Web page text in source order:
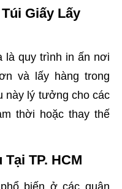
Giấy Lấy
là quy trình in ấn nơi
và lấy hàng trong
này lý tưởng cho các
thời hoặc thay thế
TP. HCM